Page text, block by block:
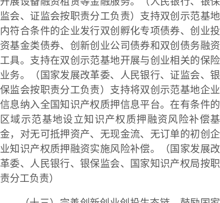
监会、证监会按职责分工负责）支持双创示范基地
内符合条件的企业发行双创孵化专项债券、创业投
资基金类债券、创新创业公司债券和双创债务融资
工具。支持在双创示范基地开展与创业相关的保险
业务。（国家发展改革委、人民银行、证监会、银
保监会按职责分工负责）支持将双创示范基地企业
信息纳入全国知识产权质押信息平台。在有条件的
区域示范基地设立知识产权质押融资风险补偿基
金，对无可抵押资产、无现金流、无订单的初创企
业知识产权质押融资实施风险补偿。（国家发展改
革委、人民银行、银保监会、国家知识产权局按职
责分工负责）